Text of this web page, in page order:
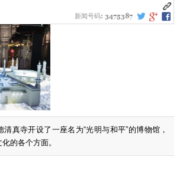
新闻号码: 3475387
真寺开设了一座名为“光明与和平”的博物馆，
的各个方面。